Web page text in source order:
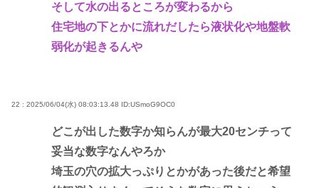
そして水の出るところが変わるから
住宅地の下とかに流れだしたら液状化や地盤軟
弱化が起きるんや
22 : 2025/06/04(水) 08:03:13.48 ID:USmoG9OC0
どこが出した数字か知らんが最大20センチって
妥当な数字なんやろか
埼玉の穴の拡大っぷりとかがあった後だと希望